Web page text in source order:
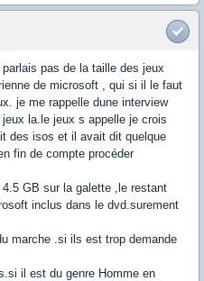
pas de la taille des jeux
de microsoft , qui si il le faut
je me rappelle dune interview
la.le jeux s appelle je crois
des isos et il avait dit quelque
fin de compte procéder
GB sur la galette ,le restant
inclus dans le dvd.surement
marche .si ils est trop demande
il est du genre Homme en